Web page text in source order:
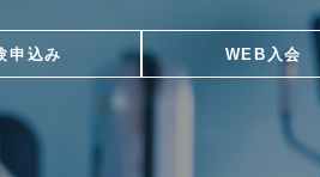
申込み
WEB入会